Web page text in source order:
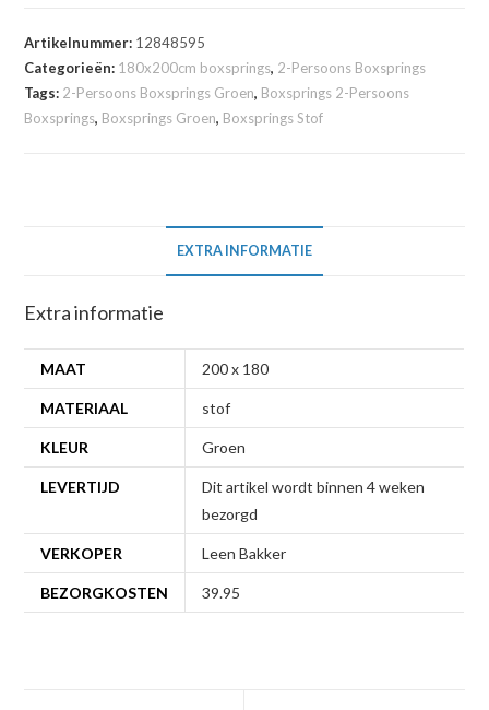
Artikelnummer: 12848595
Categorieën: 180x200cm boxsprings, 2-Persoons Boxsprings
Tags: 2-Persoons Boxsprings Groen, Boxsprings 2-Persoons
Boxsprings, Boxsprings Groen, Boxsprings Stof
EXTRA INFORMATIE
Extra informatie
MAAT 200 x 180
MATERIAAL stof
KLEUR Groen
LEVERTIJD
Dit artikel wordt binnen 4 weken
bezorgd
VERKOPER Leen Bakker
BEZORGKOSTEN 39.95